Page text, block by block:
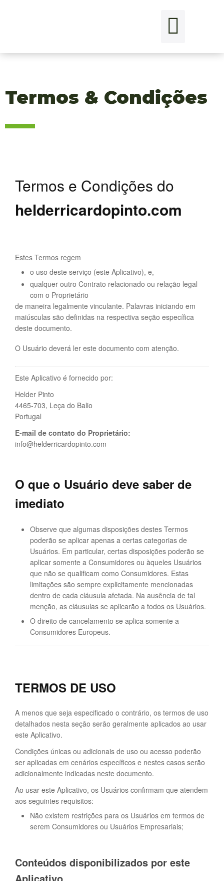
Termos & Condições
Termos e Condições do
helderricardopinto.com
Estes Termos regem
o uso deste serviço (este Aplicativo), e,
qualquer outro Contrato relacionado ou relação legal
com o Proprietário
de maneira legalmente vinculante. Palavras iniciando em
maiúsculas são definidas na respectiva seção específica
deste documento.
O Usuário deverá ler este documento com atenção.
Este Aplicativo é fornecido por:
Helder Pinto
4465-703, Leça do Balio
Portugal
E-mail de contato do Proprietário:
info@helderricardopinto.com
O que o Usuário deve saber de
imediato
Observe que algumas disposições destes Termos
poderão se aplicar apenas a certas categorias de
Usuários. Em particular, certas disposições poderão se
aplicar somente a Consumidores ou àqueles Usuários
que não se qualificam como Consumidores. Estas
limitações são sempre explicitamente mencionadas
dentro de cada cláusula afetada. Na ausência de tal
menção, as cláusulas se aplicarão a todos os Usuários.
O direito de cancelamento se aplica somente a
Consumidores Europeus.
TERMOS DE USO
A menos que seja especificado o contrário, os termos de uso
detalhados nesta seção serão geralmente aplicados ao usar
este Aplicativo.
Condições únicas ou adicionais de uso ou acesso poderão
ser aplicadas em cenários específicos e nestes casos serão
adicionalmente indicadas neste documento.
Ao usar este Aplicativo, os Usuários confirmam que atendem
aos seguintes requisitos:
Não existem restrições para os Usuários em termos de
serem Consumidores ou Usuários Empresariais;
Conteúdos disponibilizados por este